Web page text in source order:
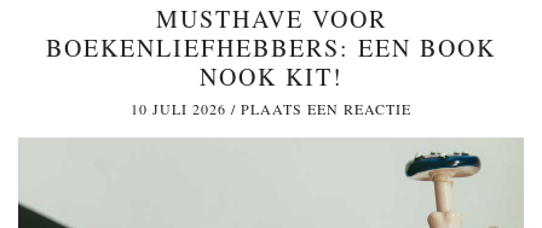
MUSTHAVE VOOR
BOEKENLIEFHEBBERS: EEN BOOK
NOOK KIT!
10 JULI 2026 / PLAATS EEN REACTIE